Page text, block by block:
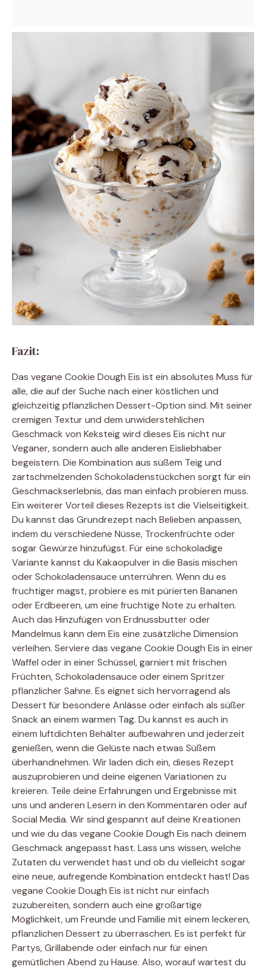
Fazit:
Das vegane Cookie Dough Eis ist ein absolutes Muss für
alle, die auf der Suche nach einer köstlichen und
gleichzeitig pflanzlichen Dessert-Option sind. Mit seiner
cremigen Textur und dem unwiderstehlichen
Geschmack von Keksteig wird dieses Eis nicht nur
Veganer, sondern auch alle anderen Eisliebhaber
begeistern. Die Kombination aus süßem Teig und
zartschmelzenden Schokoladenstückchen sorgt für ein
Geschmackserlebnis, das man einfach probieren muss.
Ein weiterer Vorteil dieses Rezepts ist die Vielseitigkeit.
Du kannst das Grundrezept nach Belieben anpassen,
indem du verschiedene Nüsse, Trockenfrüchte oder
sogar Gewürze hinzufügst. Für eine schokoladige
Variante kannst du Kakaopulver in die Basis mischen
oder Schokoladensauce unterrühren. Wenn du es
fruchtiger magst, probiere es mit pürierten Bananen
oder Erdbeeren, um eine fruchtige Note zu erhalten.
Auch das Hinzufügen von Erdnussbutter oder
Mandelmus kann dem Eis eine zusätzliche Dimension
verleihen. Serviere das vegane Cookie Dough Eis in einer
Waffel oder in einer Schüssel, garniert mit frischen
Früchten, Schokoladensauce oder einem Spritzer
pflanzlicher Sahne. Es eignet sich hervorragend als
Dessert für besondere Anlässe oder einfach als süßer
Snack an einem warmen Tag. Du kannst es auch in
einem luftdichten Behälter aufbewahren und jederzeit
genießen, wenn die Gelüste nach etwas Süßem
überhandnehmen. Wir laden dich ein, dieses Rezept
auszuprobieren und deine eigenen Variationen zu
kreieren. Teile deine Erfahrungen und Ergebnisse mit
uns und anderen Lesern in den Kommentaren oder auf
Social Media. Wir sind gespannt auf deine Kreationen
und wie du das vegane Cookie Dough Eis nach deinem
Geschmack angepasst hast. Lass uns wissen, welche
Zutaten du verwendet hast und ob du vielleicht sogar
eine neue, aufregende Kombination entdeckt hast! Das
vegane Cookie Dough Eis ist nicht nur einfach
zuzubereiten, sondern auch eine großartige
Möglichkeit, um Freunde und Familie mit einem leckeren,
pflanzlichen Dessert zu überraschen. Es ist perfekt für
Partys, Grillabende oder einfach nur für einen
gemütlichen Abend zu Hause. Also, worauf wartest du